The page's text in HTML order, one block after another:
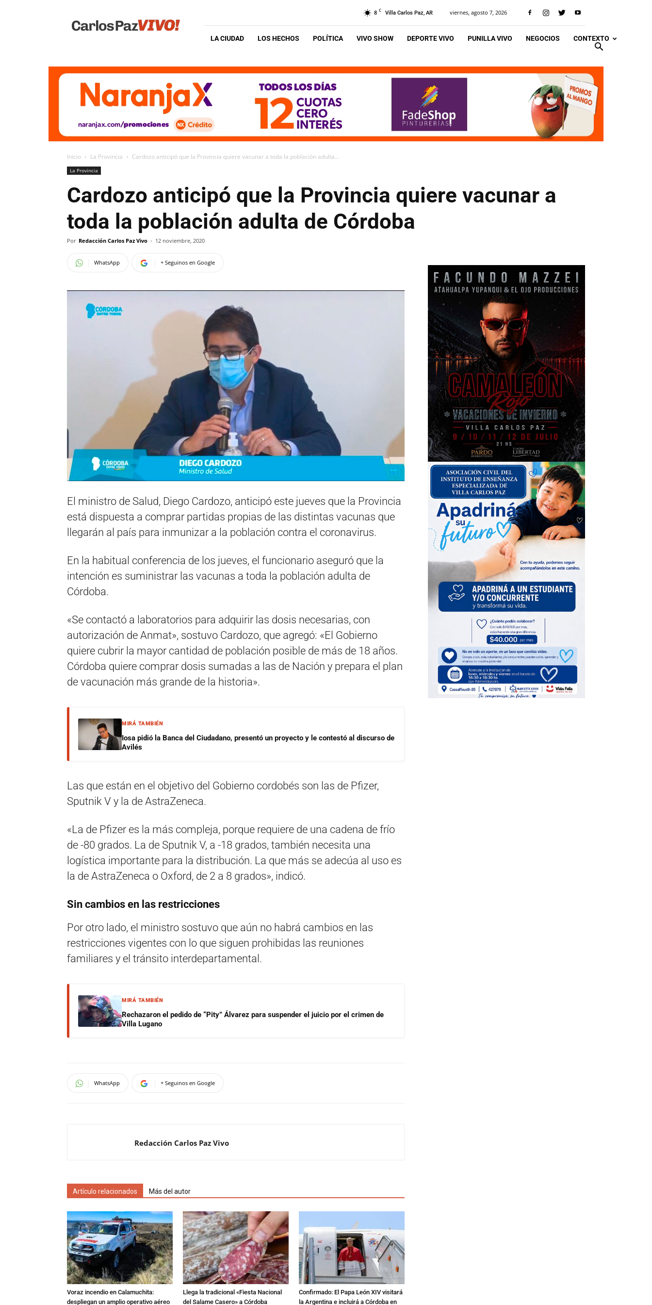
Vivo
8 C Villa Carlos Paz, AR viernes, agosto 7, 2026
LA CIUDAD LOS HECHOS POLÍTICA VIVO SHOW DEPORTE VIVO PUNILLA VIVO NEGOCIOS CONTEXTO
Inicio La Provincia Cardozo anticipó que la Provincia quiere vacunar a toda la población adulta...
La Provincia
Cardozo anticipó que la Provincia quiere vacunar a
toda la población adulta de Córdoba
Por Redacción Carlos Paz Vivo - 12 noviembre, 2020
WhatsApp + Seguinos en Google
El ministro de Salud, Diego Cardozo, anticipó este jueves que la Provincia
está dispuesta a comprar partidas propias de las distintas vacunas que
llegarán al país para inmunizar a la población contra el coronavirus.
En la habitual conferencia de los jueves, el funcionario aseguró que la
intención es suministrar las vacunas a toda la población adulta de
Córdoba.
«Se contactó a laboratorios para adquirir las dosis necesarias, con
autorización de Anmat», sostuvo Cardozo, que agregó: «El Gobierno
quiere cubrir la mayor cantidad de población posible de más de 18 años.
Córdoba quiere comprar dosis sumadas a las de Nación y prepara el plan
de vacunación más grande de la historia».
MIRÁ TAMBIÉN
Iosa pidió la Banca del Ciudadano, presentó un proyecto y le contestó al discurso de
Avilés
Las que están en el objetivo del Gobierno cordobés son las de Pfizer,
Sputnik V y la de AstraZeneca.
«La de Pfizer es la más compleja, porque requiere de una cadena de frío
de -80 grados. La de Sputnik V, a -18 grados, también necesita una
logística importante para la distribución. La que más se adecúa al uso es
la de AstraZeneca o Oxford, de 2 a 8 grados», indicó.
Sin cambios en las restricciones
Por otro lado, el ministro sostuvo que aún no habrá cambios en las
restricciones vigentes con lo que siguen prohibidas las reuniones
familiares y el tránsito interdepartamental.
MIRÁ TAMBIÉN
Rechazaron el pedido de “Pity” Álvarez para suspender el juicio por el crimen de
Villa Lugano
WhatsApp + Seguinos en Google
Redacción Carlos Paz Vivo
Artículo relacionados Más del autor
Voraz incendio en Calamuchita:
despliegan un amplio operativo aéreo
Llega la tradicional «Fiesta Nacional
del Salame Casero» a Córdoba
Confirmado: El Papa León XIV visitará
la Argentina e incluirá a Córdoba en